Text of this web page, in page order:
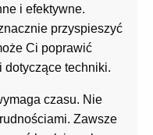
i efektywne.
przyspieszyć
Ci poprawić
dotyczące techniki.
czasu. Nie
Zawsze